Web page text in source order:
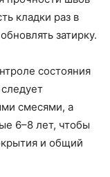
кладки раз в
затирку.
состояния
смесями, а
6–8 лет, чтобы
и общий